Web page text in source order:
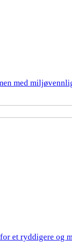
med
et ryddigere og